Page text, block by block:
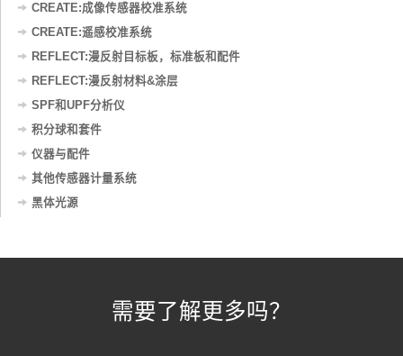
CREATE:成像传感器校准系统
CREATE:遥感校准系统
REFLECT:漫反射目标板，标准板和配件
REFLECT:漫反射材料&涂层
SPF和UPF分析仪
积分球和套件
仪器与配件
其他传感器计量系统
黑体光源
需要了解更多吗？